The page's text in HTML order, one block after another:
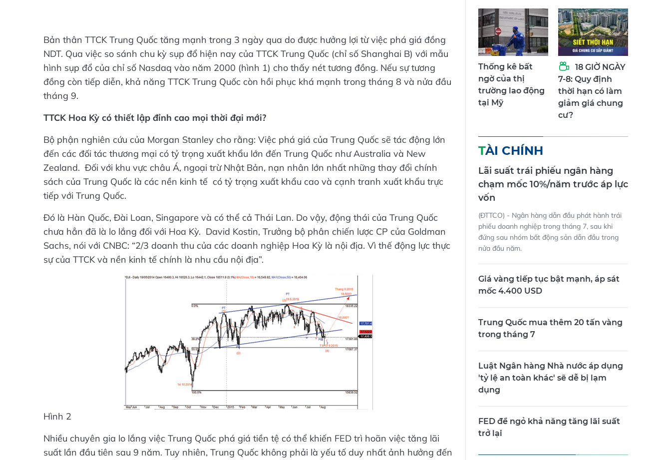
Bản thân TTCK Trung Quốc tăng mạnh trong 3 ngày qua do được hưởng lợi từ việc phá giá đồng
NDT. Qua việc so sánh chu kỳ sụp đổ hiện nay của TTCK Trung Quốc (chỉ số Shanghai B) với mẫu
hình sụp đổ của chỉ số Nasdaq vào năm 2000 (hình 1) cho thấy nét tương đồng. Nếu sự tương
đồng còn tiếp diễn, khả năng TTCK Trung Quốc còn hồi phục khá mạnh trong tháng 8 và nửa đầu
tháng 9.
TTCK Hoa Kỳ có thiết lập đỉnh cao mọi thời đại mới?
Bộ phận nghiên cứu của Morgan Stanley cho rằng: Việc phá giá của Trung Quốc sẽ tác động lớn
đến các đối tác thương mại có tỷ trọng xuất khẩu lớn đến Trung Quốc như Australia và New
Zealand. Đối với khu vực châu Á, ngoại trừ Nhật Bản, nạn nhân lớn nhất những thay đổi chính
sách của Trung Quốc là các nền kinh tế có tỷ trọng xuất khẩu cao và cạnh tranh xuất khẩu trực
tiếp với Trung Quốc.
Đó là Hàn Quốc, Đài Loan, Singapore và có thể cả Thái Lan. Do vậy, động thái của Trung Quốc
chưa hẳn đã là lo lắng đối với Hoa Kỳ. David Kostin, Trưởng bộ phân chiến lược CP của Goldman
Sachs, nói với CNBC: “2/3 doanh thu của các doanh nghiệp Hoa Kỳ là nội địa. Vì thế động lực thực
sự của TTCK và nền kinh tế chính là nhu cầu nội địa”.
Hình 2
Nhiều chuyên gia lo lắng việc Trung Quốc phá giá tiền tệ có thể khiến FED trì hoãn việc tăng lãi
suất lần đầu tiên sau 9 năm. Tuy nhiên, Trung Quốc không phải là yếu tố duy nhất ảnh hưởng đến
Thống kê bất
ngờ của thị
trường lao động
tại Mỹ
18 GIỜ NGÀY
7-8: Quy định
thời hạn có làm
giảm giá chung
cư?
TÀI CHÍNH
Lãi suất trái phiếu ngân hàng
chạm mốc 10%/năm trước áp lực
vốn
(ĐTTCO) - Ngân hàng dẫn đầu phát hành trái
phiếu doanh nghiệp trong tháng 7, sau khi
đứng sau nhóm bất động sản dẫn đầu trong
nửa đầu năm.
Giá vàng tiếp tục bật mạnh, áp sát
mốc 4.400 USD
Trung Quốc mua thêm 20 tấn vàng
trong tháng 7
Luật Ngân hàng Nhà nước áp dụng
'tỷ lệ an toàn khác' sẽ dễ bị lạm
dụng
FED để ngỏ khả năng tăng lãi suất
trở lại